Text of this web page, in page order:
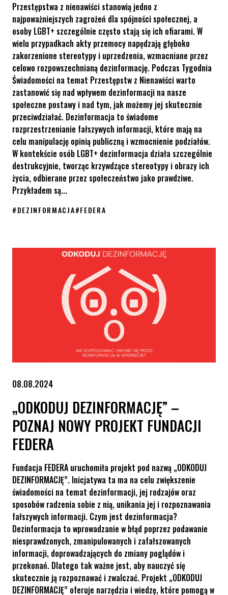
Przestępstwa z nienawiści stanowią jedno z
najpoważniejszych zagrożeń dla spójności społecznej, a
osoby LGBT+ szczególnie często stają się ich ofiarami. W
wielu przypadkach akty przemocy napędzają głęboko
zakorzenione stereotypy i uprzedzenia, wzmacniane przez
celowo rozpowszechnianą dezinformację. Podczas Tygodnia
Świadomości na temat Przestępstw z Nienawiści warto
zastanowić się nad wpływem dezinformacji na nasze
społeczne postawy i nad tym, jak możemy jej skutecznie
przeciwdziałać. Dezinformacja to świadome
rozprzestrzenianie fałszywych informacji, które mają na
celu manipulację opinią publiczną i wzmocnienie podziałów.
W kontekście osób LGBT+ dezinformacja działa szczególnie
destrukcyjnie, tworząc krzywdzące stereotypy i obrazy ich
życia, odbierane przez społeczeństwo jako prawdziwe.
Przykładem są...
#DEZINFORMACJA#FEDERA
08.08.2024
„ODKODUJ DEZINFORMACJĘ” –
POZNAJ NOWY PROJEKT FUNDACJI
FEDERA
Fundacja FEDERA uruchomiła projekt pod nazwą „ODKODUJ
DEZINFORMACJĘ”. Inicjatywa ta ma na celu zwiększenie
świadomości na temat dezinformacji, jej rodzajów oraz
sposobów radzenia sobie z nią, unikania jej i rozpoznawania
fałszywych informacji. Czym jest dezinformacja?
Dezinformacja to wprowadzanie w błąd poprzez podawanie
niesprawdzonych, zmanipulowanych i zafałszowanych
informacji, doprowadzających do zmiany poglądów i
przekonań. Dlatego tak ważne jest, aby nauczyć się
skutecznie ją rozpoznawać i zwalczać. Projekt „ODKODUJ
DEZINFORMACJĘ” oferuje narzędzia i wiedzę, które pomogą w